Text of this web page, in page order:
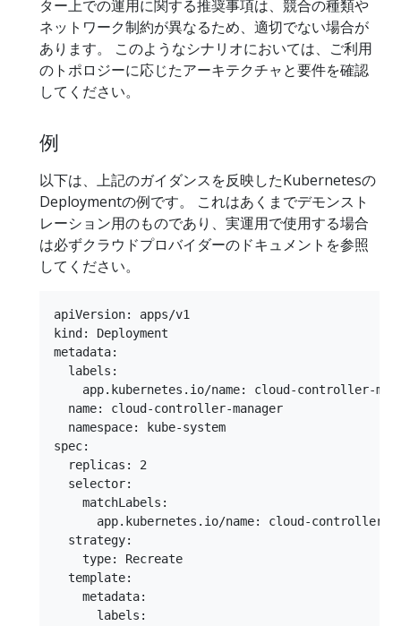
ター上での運用に関する推奨事項は、競合の種類や
ネットワーク制約が異なるため、適切でない場合が
あります。 このようなシナリオにおいては、ご利用
のトポロジーに応じたアーキテクチャと要件を確認
してください。
例
以下は、上記のガイダンスを反映したKubernetesの
Deploymentの例です。 これはあくまでデモンスト
レーション用のものであり、実運用で使用する場合
は必ずクラウドプロバイダーのドキュメントを参照
してください。
apiVersion: apps/v1
kind: Deployment
metadata:
  labels:
app.kubernetes.io/name: cloud-controller-
  name: cloud-controller-manager
  namespace: kube-system
spec:
  replicas: 2
  selector:
    matchLabels:
app.kubernetes.io/name: cloud-controller-
  strategy:
    type: Recreate
  template:
    metadata:
      labels: